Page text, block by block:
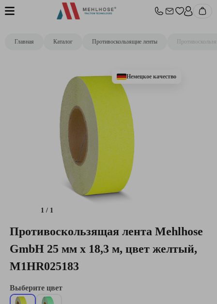
Главная Каталог Противоскользящие ленты
Немецкое качество
Противоскользящая лента Mehlhose
GmbH 25 мм х 18,3 м, цвет желтый,
M1HR025183
Выберите цвет